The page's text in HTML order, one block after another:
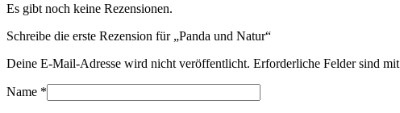
Es gibt noch keine Rezensionen.
Schreibe die erste Rezension für „Panda und Natur“
Deine E-Mail-Adresse wird nicht veröffentlicht. Erforderliche Felder sind mit
Name *